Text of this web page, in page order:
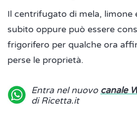
Il centrifugato di mela, limone
subito oppure può essere
frigorifero per qualche ora
perse le proprietà.
Entra nel nuovo canale
di Ricetta.it